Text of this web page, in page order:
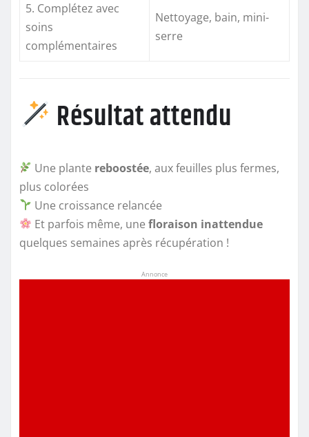
5. Complétez avec
soins
complémentaires
Nettoyage, bain, mini-
serre
Résultat attendu
Une plante reboostée, aux feuilles plus fermes,
plus colorées
Une croissance relancée
Et parfois même, unefloraison inattendue
quelques semaines après récupération !
Annonce